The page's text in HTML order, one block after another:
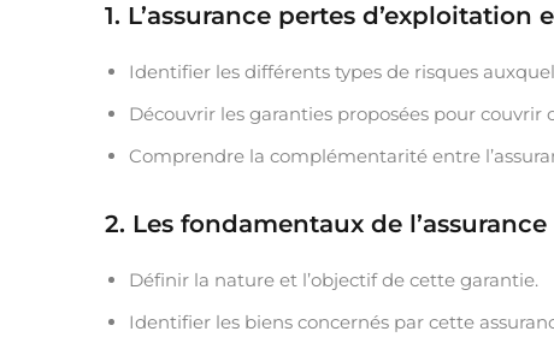
1. L’assurance pertes
Identifier les différents types de risques
Découvrir les garanties proposées pour couvrir
Comprendre la complémentarité entre
2. Les fondamentaux de
Définir la nature et l’objectif de cette garantie.
Identifier les biens concernés par cette